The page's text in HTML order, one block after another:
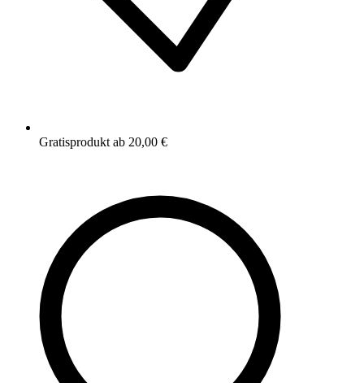
Gratisprodukt ab 20,00 €